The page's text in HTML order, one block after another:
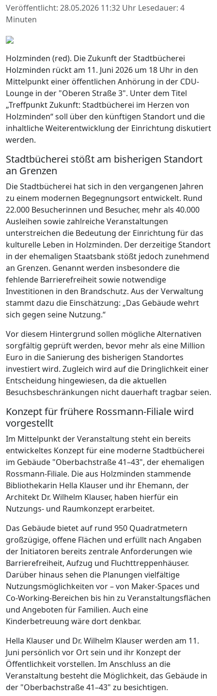
Veröffentlicht: 28.05.2026 11:32 Uhr Lesedauer: 4
Minuten
Holzminden (red). Die Zukunft der Stadtbücherei
Holzminden rückt am 11. Juni 2026 um 18 Uhr in den
Mittelpunkt einer öffentlichen Anhörung in der CDU-
Lounge in der "Oberen Straße 3". Unter dem Titel
„Treffpunkt Zukunft: Stadtbücherei im Herzen von
Holzminden“ soll über den künftigen Standort und die
inhaltliche Weiterentwicklung der Einrichtung diskutiert
werden.
Stadtbücherei stößt am bisherigen Standort
an Grenzen
Die Stadtbücherei hat sich in den vergangenen Jahren
zu einem modernen Begegnungsort entwickelt. Rund
22.000 Besucherinnen und Besucher, mehr als 40.000
Ausleihen sowie zahlreiche Veranstaltungen
unterstreichen die Bedeutung der Einrichtung für das
kulturelle Leben in Holzminden. Der derzeitige Standort
in der ehemaligen Staatsbank stößt jedoch zunehmend
an Grenzen. Genannt werden insbesondere die
fehlende Barrierefreiheit sowie notwendige
Investitionen in den Brandschutz. Aus der Verwaltung
stammt dazu die Einschätzung: „Das Gebäude wehrt
sich gegen seine Nutzung.“
Vor diesem Hintergrund sollen mögliche Alternativen
sorgfältig geprüft werden, bevor mehr als eine Million
Euro in die Sanierung des bisherigen Standortes
investiert wird. Zugleich wird auf die Dringlichkeit einer
Entscheidung hingewiesen, da die aktuellen
Besuchsbeschränkungen nicht dauerhaft tragbar seien.
Konzept für frühere Rossmann-Filiale wird
vorgestellt
Im Mittelpunkt der Veranstaltung steht ein bereits
entwickeltes Konzept für eine moderne Stadtbücherei
im Gebäude "Oberbachstraße 41–43", der ehemaligen
Rossmann-Filiale. Die aus Holzminden stammende
Bibliothekarin Hella Klauser und ihr Ehemann, der
Architekt Dr. Wilhelm Klauser, haben hierfür ein
Nutzungs- und Raumkonzept erarbeitet.
Das Gebäude bietet auf rund 950 Quadratmetern
großzügige, offene Flächen und erfüllt nach Angaben
der Initiatoren bereits zentrale Anforderungen wie
Barrierefreiheit, Aufzug und Fluchttreppenhäuser.
Darüber hinaus sehen die Planungen vielfältige
Nutzungsmöglichkeiten vor – von Maker-Spaces und
Co-Working-Bereichen bis hin zu Veranstaltungsflächen
und Angeboten für Familien. Auch eine
Kinderbetreuung wäre dort denkbar.
Hella Klauser und Dr. Wilhelm Klauser werden am 11.
Juni persönlich vor Ort sein und ihr Konzept der
Öffentlichkeit vorstellen. Im Anschluss an die
Veranstaltung besteht die Möglichkeit, das Gebäude in
der "Oberbachstraße 41–43" zu besichtigen.